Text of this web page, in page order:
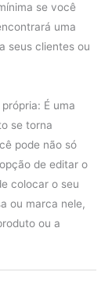
se você
uma
seus clientes ou
É uma
se torna
pode não só
de editar o
colocar o seu
ou marca nele,
ou a